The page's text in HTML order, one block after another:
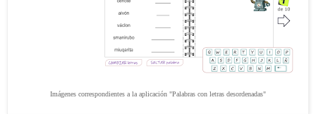
Imágenes correspondientes a la aplicación "Palabras con letras desordenadas"